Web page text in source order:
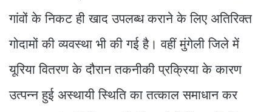
गांवों के निकट ही खाद उपलब्ध कराने के लिए अतिरिक्त
गोदामों की व्यवस्था भी की गई है। वहीं मुंगेली जिले में
यूरिया वितरण के दौरान तकनीकी प्रक्रिया के कारण
उत्पन्न हुई अस्थायी स्थिति का तत्काल समाधान कर